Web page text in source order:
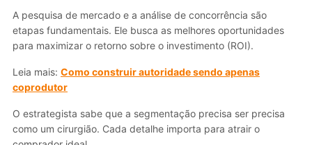
A pesquisa de mercado e a análise de concorrência são
etapas fundamentais. Ele busca as melhores oportunidades
para maximizar o retorno sobre o investimento (ROI).
Leia mais: Como construir autoridade sendo apenas
coprodutor
O estrategista sabe que a segmentação precisa ser precisa
como um cirurgião. Cada detalhe importa para atrair o